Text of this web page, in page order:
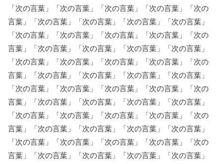
「次の言葉」「次の言葉」「次の言葉」「次の言葉」「次の
言葉」「次の言葉」「次の言葉」「次の言葉」「次の言葉」
「次の言葉」「次の言葉」「次の言葉」「次の言葉」「次の
言葉」「次の言葉」「次の言葉」「次の言葉」「次の言葉」
「次の言葉」「次の言葉」「次の言葉」「次の言葉」「次の
言葉」「次の言葉」「次の言葉」「次の言葉」「次の言葉」
「次の言葉」「次の言葉」「次の言葉」「次の言葉」「次の
言葉」「次の言葉」「次の言葉」「次の言葉」「次の言葉」
「次の言葉」「次の言葉」「次の言葉」「次の言葉」「次の
言葉」「次の言葉」「次の言葉」「次の言葉」「次の言葉」
「次の言葉」「次の言葉」「次の言葉」「次の言葉」「次の
言葉」「次の言葉」「次の言葉」「次の言葉」「次の言葉」